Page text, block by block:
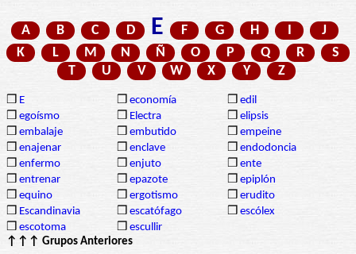
A B C D E F G H I
J
K
L M N Ñ O P Q R
S
T
U V W X Y Z
❒ E ❒ economía ❒ edil
❒ egoísmo ❒ Electra ❒ elipsis
❒ embalaje ❒ embutido ❒ empeine
❒ enajenar ❒ enclave ❒ endodoncia
❒ enfermo ❒ enjuto ❒ ente
❒ entrenar ❒ epazote ❒ epiplón
❒ equino ❒ ergotismo ❒ erudito
❒ Escandinavia ❒ escatófago ❒ escólex
❒ escotoma ❒ escullir
↑↑↑ Grupos Anteriores